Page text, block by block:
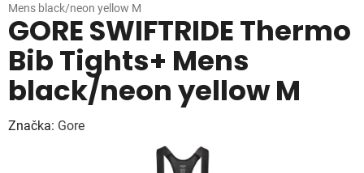
Mens black/neon yellow M
GORE SWIFTRIDE Thermo
Bib Tights+ Mens
black/neon yellow M
Značka: Gore